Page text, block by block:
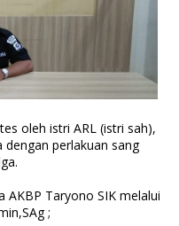
oleh istri ARL (istri sah),
perlakuan sang
AKBP Taryono SIK melalui
;